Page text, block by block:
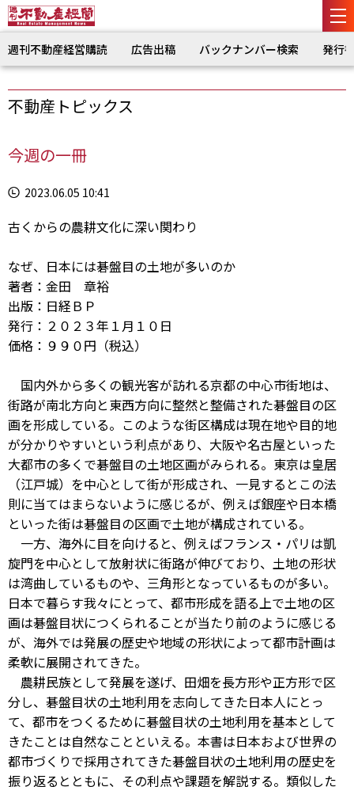
週刊不動産経営購読 広告出稿 バックナンバー検索 発行
不動産トピックス
今週の一冊
2023.06.05 10:41
古くからの農耕文化に深い関わり
なぜ、日本には碁盤目の土地が多いのか
著者：金田 章裕
出版：日経ＢＰ
発行：２０２３年１月１０日
価格：９９０円（税込）
国内外から多くの観光客が訪れる京都の中心市街地は、
街路が南北方向と東西方向に整然と整備された碁盤目の区
画を形成している。このような街区構成は現在地や目的地
が分かりやすいという利点があり、大阪や名古屋といった
大都市の多くで碁盤目の土地区画がみられる。東京は皇居
（江戸城）を中心として街が形成され、一見するとこの法
則に当てはまらないように感じるが、例えば銀座や日本橋
といった街は碁盤目の区画で土地が構成されている。
一方、海外に目を向けると、例えばフランス・パリは凱
旋門を中心として放射状に街路が伸びており、土地の形状
は湾曲しているものや、三角形となっているものが多い。
日本で暮らす我々にとって、都市形成を語る上で土地の区
画は碁盤目状につくられることが当たり前のように感じる
が、海外では発展の歴史や地域の形状によって都市計画は
柔軟に展開されてきた。
農耕民族として発展を遂げ、田畑を長方形や正方形で区
分し、碁盤目状の土地利用を志向してきた日本人にとっ
て、都市をつくるために碁盤目状の土地利用を基本として
きたことは自然なことといえる。本書は日本および世界の
都市づくりで採用されてきた碁盤目状の土地利用の歴史を
振り返るとともに、その利点や課題を解説する。類似した